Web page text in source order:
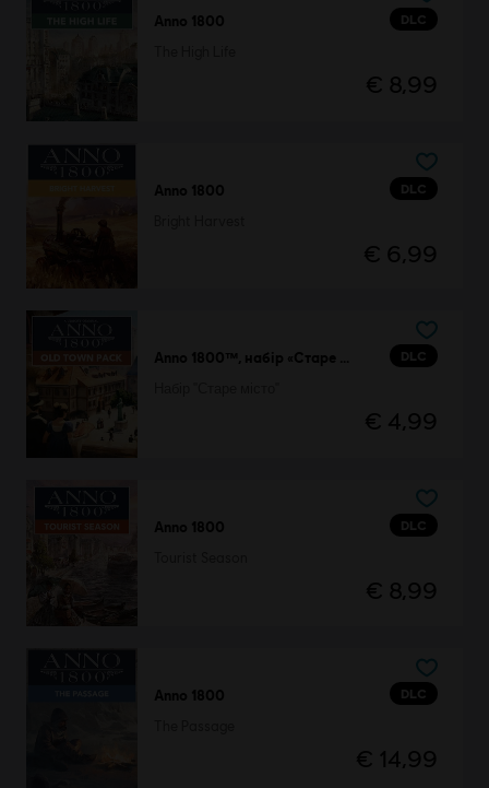
DLC
Anno 1800
€ 8,99
DLC
Anno 1800
€ 6,99
DLC
€ 4,99
DLC
Anno 1800
€ 8,99
DLC
Anno 1800
€ 14,99